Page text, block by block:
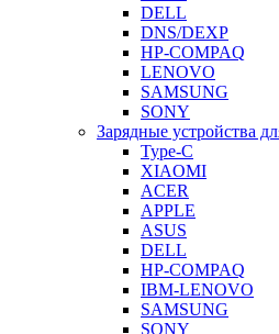
DELL
DNS/DEXP
HP-COMPAQ
LENOVO
SAMSUNG
SONY
Зарядные устройства
Type-C
XIAOMI
ACER
APPLE
ASUS
DELL
HP-COMPAQ
IBM-LENOVO
SAMSUNG
SONY